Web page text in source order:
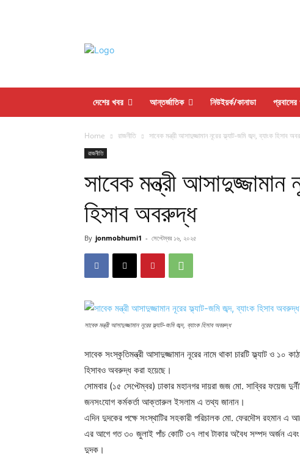
দেশের খবর আন্তর্জাতিক নিউইয়র্ক/কানাডা
Home রাজনীতি সাবেক মন্ত্রী আসাদুজ্জামান নূরের ফ্ল্যাট-জমি জব্দ, ব্যাংক হিসাব
রাজনীতি
সাবেক মন্ত্রী আসাদুজ্জামান
হিসাব অবরুদ্ধ
By jonmobhumi1 - সেপ্টেম্বর ১৬, ২০২৫
সাবেক মন্ত্রী আসাদুজ্জামান নূরের ফ্ল্যাট-জমি জব্দ, ব্যাংক হিসাব অবরুদ্ধ
সাবেক সংস্কৃতিমন্ত্রী আসাদুজ্জামান নূরের নামে থাকা চারটি ফ্ল্যাট ও ১০
হিসাবও অবরুদ্ধ করা হয়েছে।
সোমবার (১৫ সেপ্টেম্বর) ঢাকার মহানগর দায়রা জজ মো. সাব্বির ফয়েজ
জনসংযোগ কর্মকর্তা আক্তারুল ইসলাম এ তথ্য জানান।
এদিন দুদকের পক্ষে সংস্থাটির সহকারী পরিচালক মো. ফেরদৌস রহমান এ
এর আগে গত ৩০ জুলাই পাঁচ কোটি ৩৭ লাখ টাকার অবৈধ সম্পদ অর্জন এবং
দুদক।